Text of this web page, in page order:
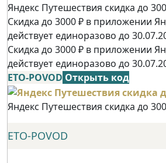
Яндекс Путешествия скидка до
Скидка до 3000 ₽ в приложении
действует единоразово до
Скидка до 3000 ₽ в приложении
действует единоразово до
ETO-POVOD Открыть код
Яндекс Путешествия скидка до
ETO-POVOD